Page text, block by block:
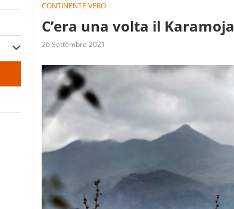
CONTINENTE VERO
C’era una volta il Karamoja
26 Settembre 2021